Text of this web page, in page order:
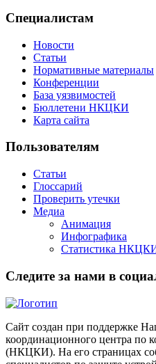
Специалистам
Новости
Статьи
Нормативные материалы
Конференции
База уязвимостей
Бюллетени НКЦКИ
Карта сайта
Пользователям
Статьи
Глоссарий
Проверить утечки
Медиа
Анимация
Инфографика
Статистика
Следите за нами в
Сайт создан при поддержке
координационного центра по
(НКЦКИ). На его страницах